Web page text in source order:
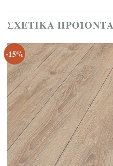
ΣΧΕΤΙΚΆ ΠΡΟΪΌΝΤΑ
-15%